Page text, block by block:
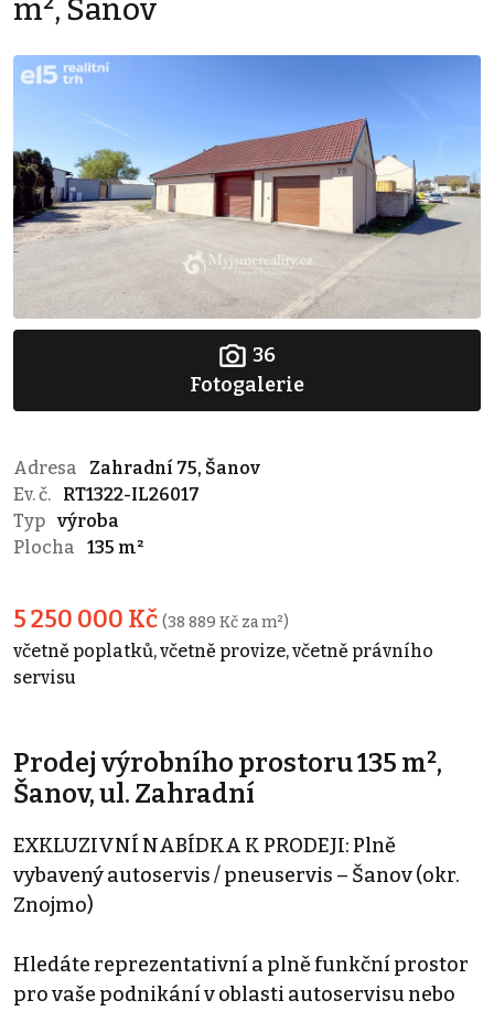
m², Šanov
36
Fotogalerie
Adresa
Zahradní 75, Šanov
Ev. č.
RT1322-IL26017
Typ výroba
Plocha
135 m²
5 250 000 Kč (38 889 Kč za m²)
včetně poplatků, včetně provize, včetně právního
servisu
Prodej výrobního prostoru 135 m²,
Šanov, ul. Zahradní
EXKLUZIVNÍ NABÍDKA K PRODEJI: Plně
vybavený autoservis / pneuservis – Šanov (okr.
Znojmo)
Hledáte reprezentativní a plně funkční prostor
pro vaše podnikání v oblasti autoservisu nebo